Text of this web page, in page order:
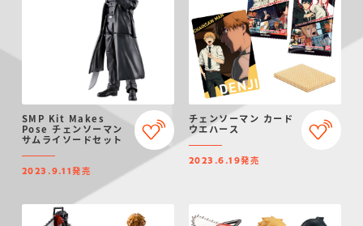
SMP Kit Makes
Pose チェンソーマン
サムライソードセット
2023.9.11発売
チェンソーマン カード
ウエハース
2023.6.19発売